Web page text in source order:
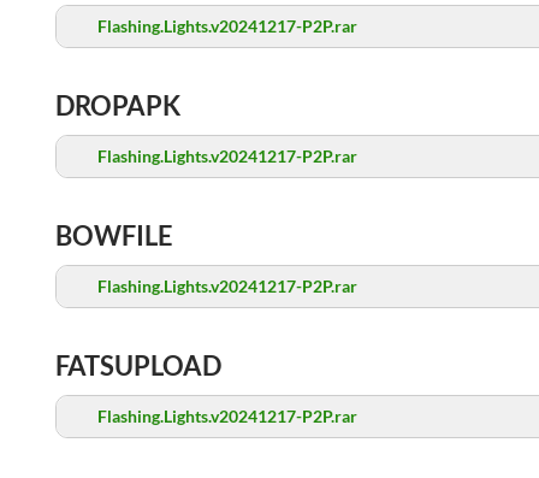
Flashing.Lights.v20241217-P2P.rar
DROPAPK
Flashing.Lights.v20241217-P2P.rar
BOWFILE
Flashing.Lights.v20241217-P2P.rar
FATSUPLOAD
Flashing.Lights.v20241217-P2P.rar